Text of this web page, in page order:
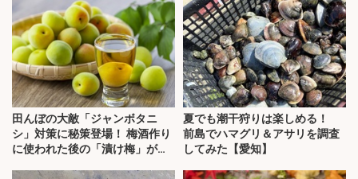
田んぼの大敵「ジャンボタニ
シ」対策に秘策登場！ 梅酒作り
に使われた後の「漬け梅」が効
夏でも潮干狩りは楽しめる！
前島でハマグリ＆アサリを調査
してみた【愛知】